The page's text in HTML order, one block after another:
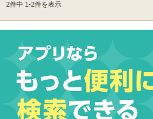
2件中 1-2件を表示